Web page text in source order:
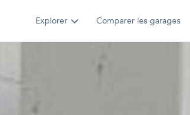
Explorer Comparer les garages